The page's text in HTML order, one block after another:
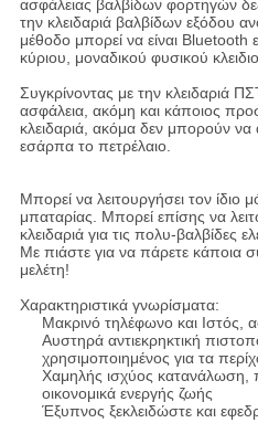
ασφάλειας βαλβίδων φορτηγών
την κλειδαριά βαλβίδων εξόδου
μέθοδο μπορεί να είναι
κύριου, μοναδικού φυσικού
Συγκρίνοντας με την κλειδαριά
ασφάλεια, ακόμη και κάποιος
κλειδαριά, ακόμα δεν μπορούν να
εσάρπα το πετρέλαιο.
Μπορεί να λειτουργήσει τον ίδιο
μπαταρίας. Μπορεί επίσης να
κλειδαριά για τις πολυ-βαλβίδες
Με πιάστε για να πάρετε κάποια
μελέτη!
Χαρακτηριστικά γνωρίσματα:
Μακρινό τηλέφωνο και Ιστός,
Αυστηρά αντιεκρηκτική
χρησιμοποιημένος για τα
Χαμηλής ισχύος κατανάλωση,
οικονομικά ενεργής ζωής
Έξυπνος ξεκλειδώστε και